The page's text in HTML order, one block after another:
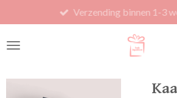
direct
naar
Verzending binnen 1-3